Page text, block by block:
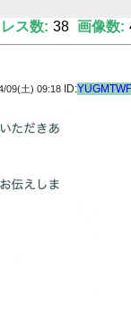
ス数: 38 画像数:
09(土) 09:18 ID: